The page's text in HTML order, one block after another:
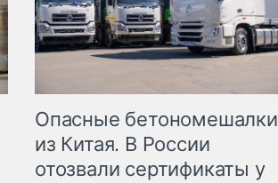
Опасные бетономешалки
из Китая. В России
отозвали сертификаты у